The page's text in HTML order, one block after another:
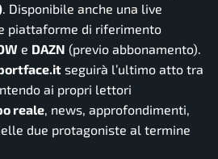
. Disponibile anche una live
piattaforme di riferimento
e DAZN (previo abbonamento).
seguirà l’ultimo atto tra
ai propri lettori
reale, news, approfondimenti,
due protagoniste al termine